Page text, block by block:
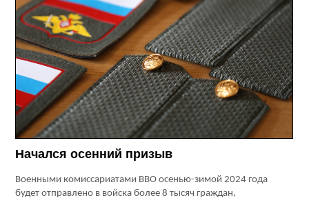
Начался осенний призыв
Военными комиссариатами ВВО осенью-зимой 2024 года
будет отправлено в войска более 8 тысяч граждан,